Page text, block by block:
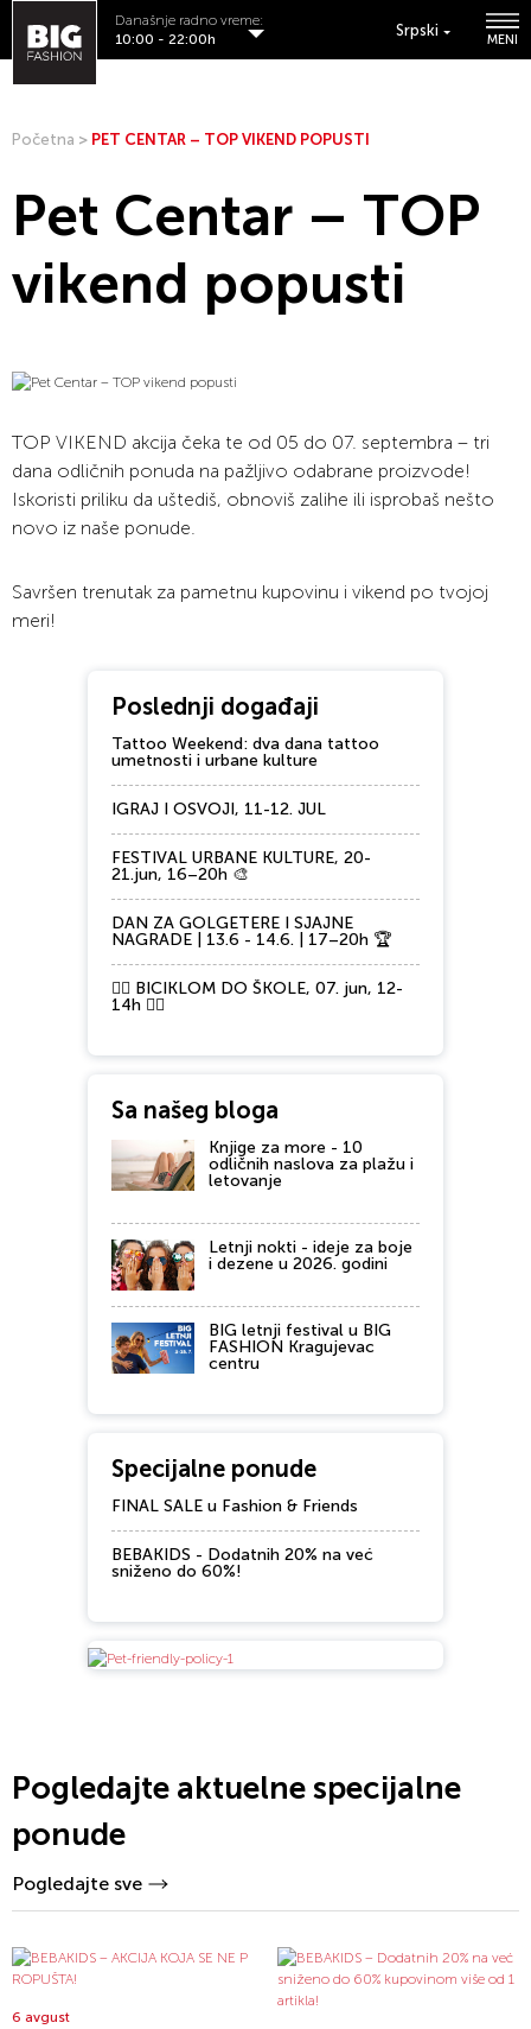
Srpski
MENI
Današnje radno vreme:
10:00 - 22:00h
Početna > PET CENTAR – TOP VIKEND POPUSTI
Pet Centar – TOP
vikend popusti
TOP VIKEND akcija čeka te od 05 do 07. septembra – tri
dana odličnih ponuda na pažljivo odabrane proizvode!
Iskoristi priliku da uštediš, obnoviš zalihe ili isprobaš nešto
novo iz naše ponude.
Savršen trenutak za pametnu kupovinu i vikend po tvojoj
meri!
Poslednji događaji
Tattoo Weekend: dva dana tattoo
umetnosti i urbane kulture
IGRAJ I OSVOJI, 11-12. JUL
FESTIVAL URBANE KULTURE, 20-
21.jun, 16–20h 🎨
DAN ZA GOLGETERE I SJAJNE
NAGRADE | 13.6 - 14.6. | 17–20h 🏆
🚴‍♂️ BICIKLOM DO ŠKOLE, 07. jun, 12-
14h 🚴‍♀️
Sa našeg bloga
Knjige za more - 10
odličnih naslova za plažu i
letovanje
Letnji nokti - ideje za boje
i dezene u 2026. godini
BIG letnji festival u BIG
FASHION Kragujevac
centru
Specijalne ponude
FINAL SALE u Fashion & Friends
BEBAKIDS - Dodatnih 20% na već
sniženo do 60%!
Pogledajte aktuelne specijalne
ponude
Pogledajte sve
6 avgust